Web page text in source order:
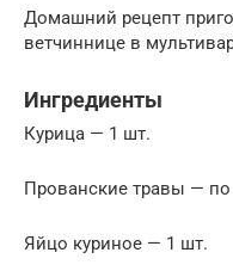
Домашний рецепт
ветчиннице в
Ингредиенты
Курица — 1 шт.
Прованские травы — по
Яйцо куриное — 1 шт.